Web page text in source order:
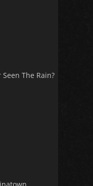
The Rain?